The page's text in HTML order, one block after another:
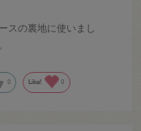
スの裏地に使いまし
0 Like! 0